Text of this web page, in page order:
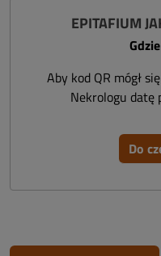
EPITAFIUM
Aby kod QR mógł
Nekrologu datę
Do